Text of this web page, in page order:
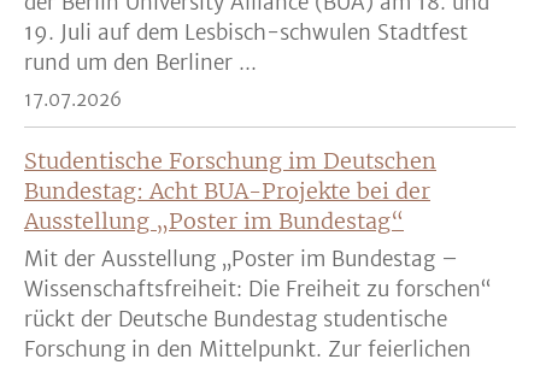
19. Juli auf dem Lesbisch-schwulen Stadtfest
rund um den Berliner ...
17.07.2026
Studentische Forschung im Deutschen
Bundestag: Acht BUA-Projekte bei der
Ausstellung „Poster im Bundestag“
Mit der Ausstellung „Poster im Bundestag –
Wissenschaftsfreiheit: Die Freiheit zu forschen“
rückt der Deutsche Bundestag studentische
Forschung in den Mittelpunkt. Zur feierlichen